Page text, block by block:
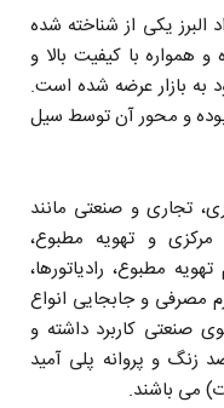
البرز یکی از شناخته شده
و همواره با کیفیت بالا و
به بازار عرضه شده است.
بوده و محور آن توسط سیل
تجاری و صنعتی مانند
و تهویه مطبوع،
مطبوع، رادیاتورها،
مصرفی و جابجایی انواع
صنعتی کاربرد داشته و
زنگ و پروانه پلی آمید
می باشند.